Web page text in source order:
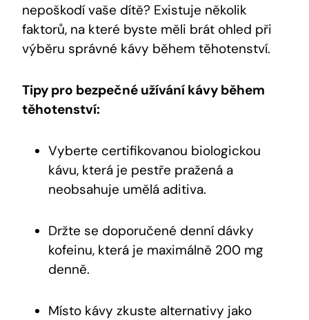
nepoškodí vaše dítě? Existuje několik
faktorů, na které byste měli brát ohled při
výběru správné kávy během těhotenství.
Tipy pro bezpečné užívání kávy během
těhotenství:
Vyberte certifikovanou biologickou
kávu, která je pestře pražená a
neobsahuje umělá aditiva.
Držte se doporučené denní dávky
kofeinu, která je maximálně 200 mg
denně.
Místo kávy zkuste alternativy jako